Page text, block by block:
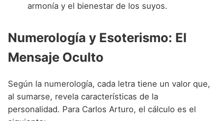
armonía y el bienestar de los suyos.
Numerología y Esoterismo: El
Mensaje Oculto
Según la numerología, cada letra tiene un valor que,
al sumarse, revela características de la
personalidad. Para Carlos Arturo, el cálculo es el